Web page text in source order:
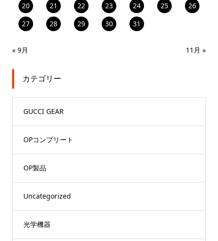
20
21 22 23 24 25
26
27
28 29 30 31
« 9月 11月 »
カテゴリー
GUCCI GEAR
OPコンプリート
OP製品
Uncategorized
光学機器